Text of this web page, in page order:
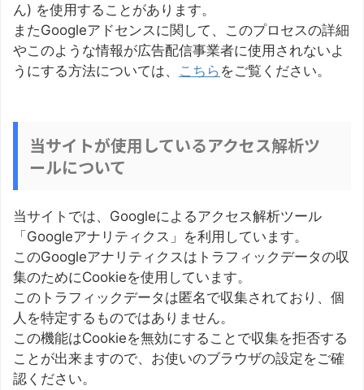
ん) を使用することがあります。
またGoogleアドセンスに関して、このプロセスの詳細
やこのような情報が広告配信事業者に使用されないよ
うにする方法については、 こちら をご覧ください。
当サイトが使用しているアクセス解析ツ
ールについて
当サイトでは、Googleによるアクセス解析ツール
「Googleアナリティクス」を利用しています。
このGoogleアナリティクスはトラフィックデータの収
集のためにCookieを使用しています。
このトラフィックデータは匿名で収集されており、個
人を特定するものではありません。
この機能はCookieを無効にすることで収集を拒否する
ことが出来ますので、お使いのブラウザの設定をご確
認ください。